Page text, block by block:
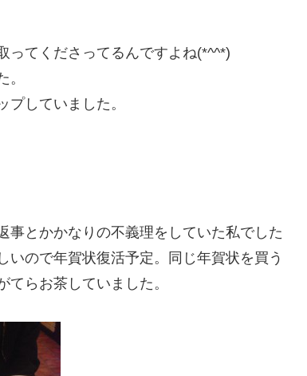
ってくださってるんですよね(*^^*)
していました。
事とかかなりの不義理をしていた私でした
ので年賀状復活予定。同じ年賀状を買う
らお茶していました。